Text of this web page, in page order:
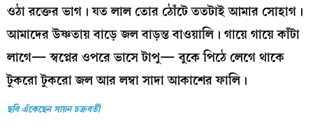
ওঠা রক্তের ভাগ। যত লাল তোর ঠোঁটে ততটাই আমার সোহাগ।
আমাদের উষ্ণতায় বাড়ে জল বাড়ন্ত বাওয়ালি। গায়ে গায়ে কাঁটা
লাগে— স্বপ্নের ওপরে ভাসে টাপু— বুকে পিঠে লেগে থাকে
টুকরো টুকরো জল আর লম্বা সাদা আকাশের ফালি।
ছবি এঁকেছেন সায়ন চক্রবর্তী